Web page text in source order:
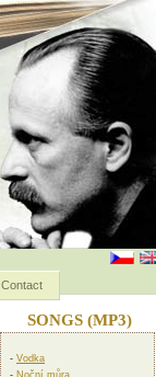
Contact
SONGS (MP3)
- Vodka
- Noční můra